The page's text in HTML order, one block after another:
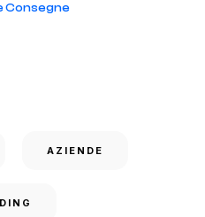
Consegne
AZIENDE